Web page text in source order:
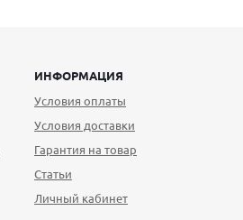
ИНФОРМАЦИЯ
Условия оплаты
Условия доставки
Гарантия на товар
Статьи
Личный кабинет